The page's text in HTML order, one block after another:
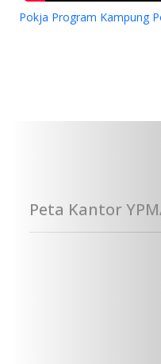
Pokja Program Kampung
Peta Kantor